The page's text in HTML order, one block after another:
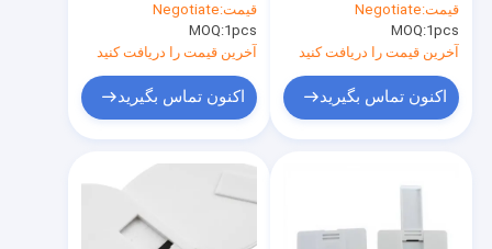
پشتیبانی OEM ساخت
ماندگار و طراحی آسان
برای حمل
قیمت:Negotiate
MOQ:1pcs
آخرین قیمت را دریافت کنید
اکنون تماس بگیرید
صفحه نمایش مناسب
برای ذخیره سازی و
ارتقای فایل امن
قیمت:Negotiate
MOQ:1pcs
آخرین قیمت را دریافت کنید
اکنون تماس بگیرید